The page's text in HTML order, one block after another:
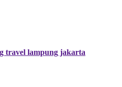
travel lampung jakarta